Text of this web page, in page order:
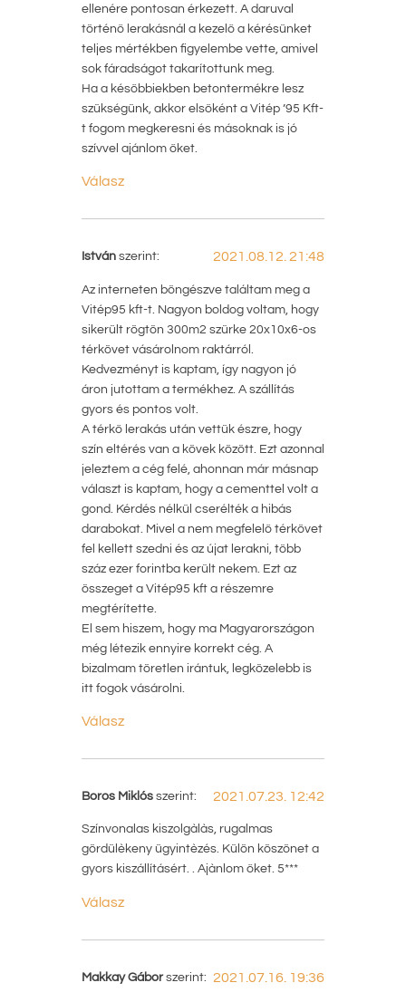
ellenére pontosan érkezett. A daruval
történő lerakásnál a kezelő a kérésünket
teljes mértékben figyelembe vette, amivel
sok fáradságot takarítottunk meg.
Ha a későbbiekben betontermékre lesz
szükségünk, akkor elsőként a Vitép ’95 Kft-
t fogom megkeresni és másoknak is jó
szívvel ajánlom őket.
Válasz
István szerint: 2021.08.12. 21:48
Az interneten böngészve találtam meg a
Vitép95 kft-t. Nagyon boldog voltam, hogy
sikerült rögtön 300m2 szürke 20x10x6-os
térkövet vásárolnom raktárról.
Kedvezményt is kaptam, így nagyon jó
áron jutottam a termékhez. A szállítás
gyors és pontos volt.
A térkő lerakás után vettük észre, hogy
szín eltérés van a kövek között. Ezt azonnal
jeleztem a cég felé, ahonnan már másnap
választ is kaptam, hogy a cementtel volt a
gond. Kérdés nélkül cserélték a hibás
darabokat. Mivel a nem megfelelő térkövet
fel kellett szedni és az újat lerakni, több
száz ezer forintba került nekem. Ezt az
összeget a Vitép95 kft a részemre
megtérítette.
El sem hiszem, hogy ma Magyarországon
még létezik ennyire korrekt cég. A
bizalmam töretlen irántuk, legközelebb is
itt fogok vásárolni.
Válasz
Boros Miklós szerint: 2021.07.23. 12:42
Színvonalas kiszolgàlàs, rugalmas
gördülèkeny ügyintèzés. Külön köszönet a
gyors kiszállításért. . Ajànlom őket. 5***
Válasz
Makkay Gábor szerint: 2021.07.16. 19:36